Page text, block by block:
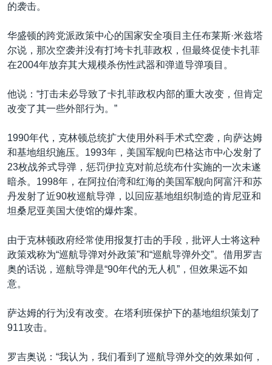
的袭击。
华盛顿的跨党派政策中心的国家安全项目主任布莱斯·米兹塔
尔说，那次空袭并没有打垮卡扎菲政权，但最终促使卡扎菲
在2004年放弃其大规模杀伤性武器和弹道导弹项目。
他说：“打击未必导致了卡扎菲政权内部的重大改变，但肯定
改变了其一些外部行为。”
1990年代，克林顿总统扩大使用外科手术式空袭，向萨达姆
和基地组织施压。1993年，美国军舰向巴格达市中心发射了
23枚战斧式导弹，惩罚伊拉克对前总统布什实施的一次未遂
暗杀。1998年，在阿拉伯湾和红海的美国军舰向阿富汗和苏
丹发射了近90枚巡航导弹，以回应基地组织制造的肯尼亚和
坦桑尼亚美国大使馆的爆炸案。
由于克林顿政府经常使用报复打击的手段，批评人士将这种
政策戏称为“巡航导弹对外政策”和“巡航导弹外交”。借用罗吉
奥的话说，巡航导弹是“90年代的无人机”，但效果远不如
意。
萨达姆的行为没有改变。在塔利班保护下的基地组织策划了
911攻击。
罗吉奥说：“我认为，我们看到了巡航导弹外交的效果如何，